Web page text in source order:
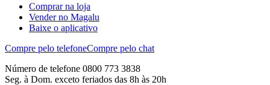
Comprar na loja
Vender no Magalu
Baixe o aplicativo
Compre pelo telefoneCompre pelo chat
Número de telefone 0800 773 3838
Seg. à Dom. exceto feriados das 8h às 20h